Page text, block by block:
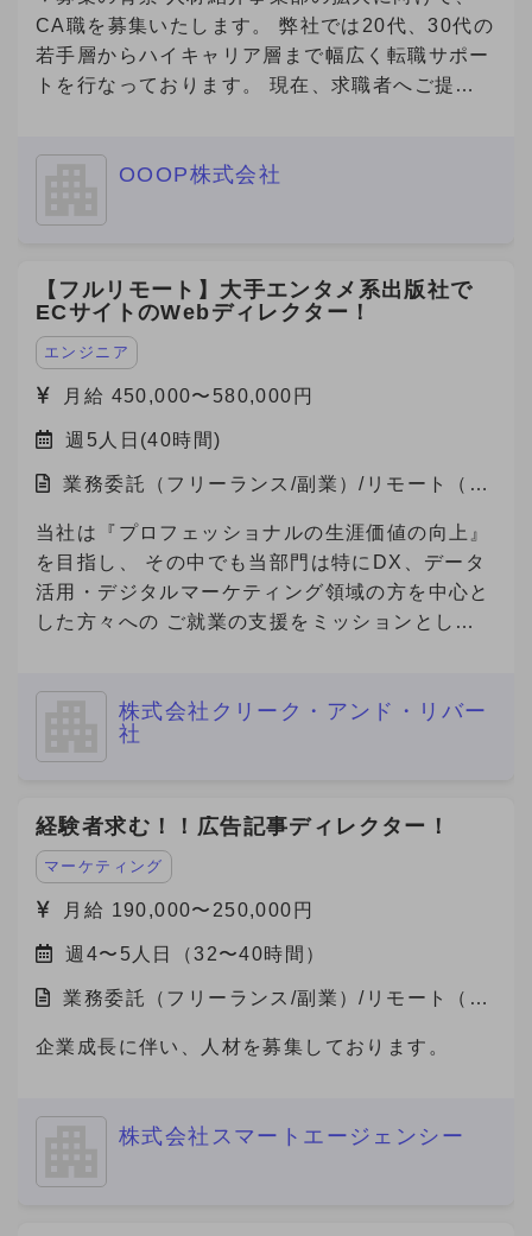
CA職を募集いたします。 弊社では20代、30代の
若手層からハイキャリア層まで幅広く転職サポー
トを行なっております。 現在、求職者へご提案
OOOP株式会社
【フルリモート】大手エンタメ系出版社で
ECサイトのWebディレクター！
エンジニア
月給 450,000〜580,000円
週5人日(40時間)
業務委託（フリーランス/副業）/リモート（在
当社は『プロフェッショナルの生涯価値の向上』
を目指し、 その中でも当部門は特にDX、データ
活用・デジタルマーケティング領域の方を中心と
した方々への ご就業の支援をミッションとして
株式会社クリーク・アンド・リバー
社
経験者求む！！広告記事ディレクター！
マーケティング
月給 190,000〜250,000円
週4〜5人日（32〜40時間）
業務委託（フリーランス/副業）/リモート（在
企業成長に伴い、人材を募集しております。
株式会社スマートエージェンシー